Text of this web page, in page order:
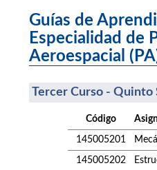
Guías de
Especialidad de
Aeroespacial
Tercer Curso - Quinto
Código
145005201
145005202